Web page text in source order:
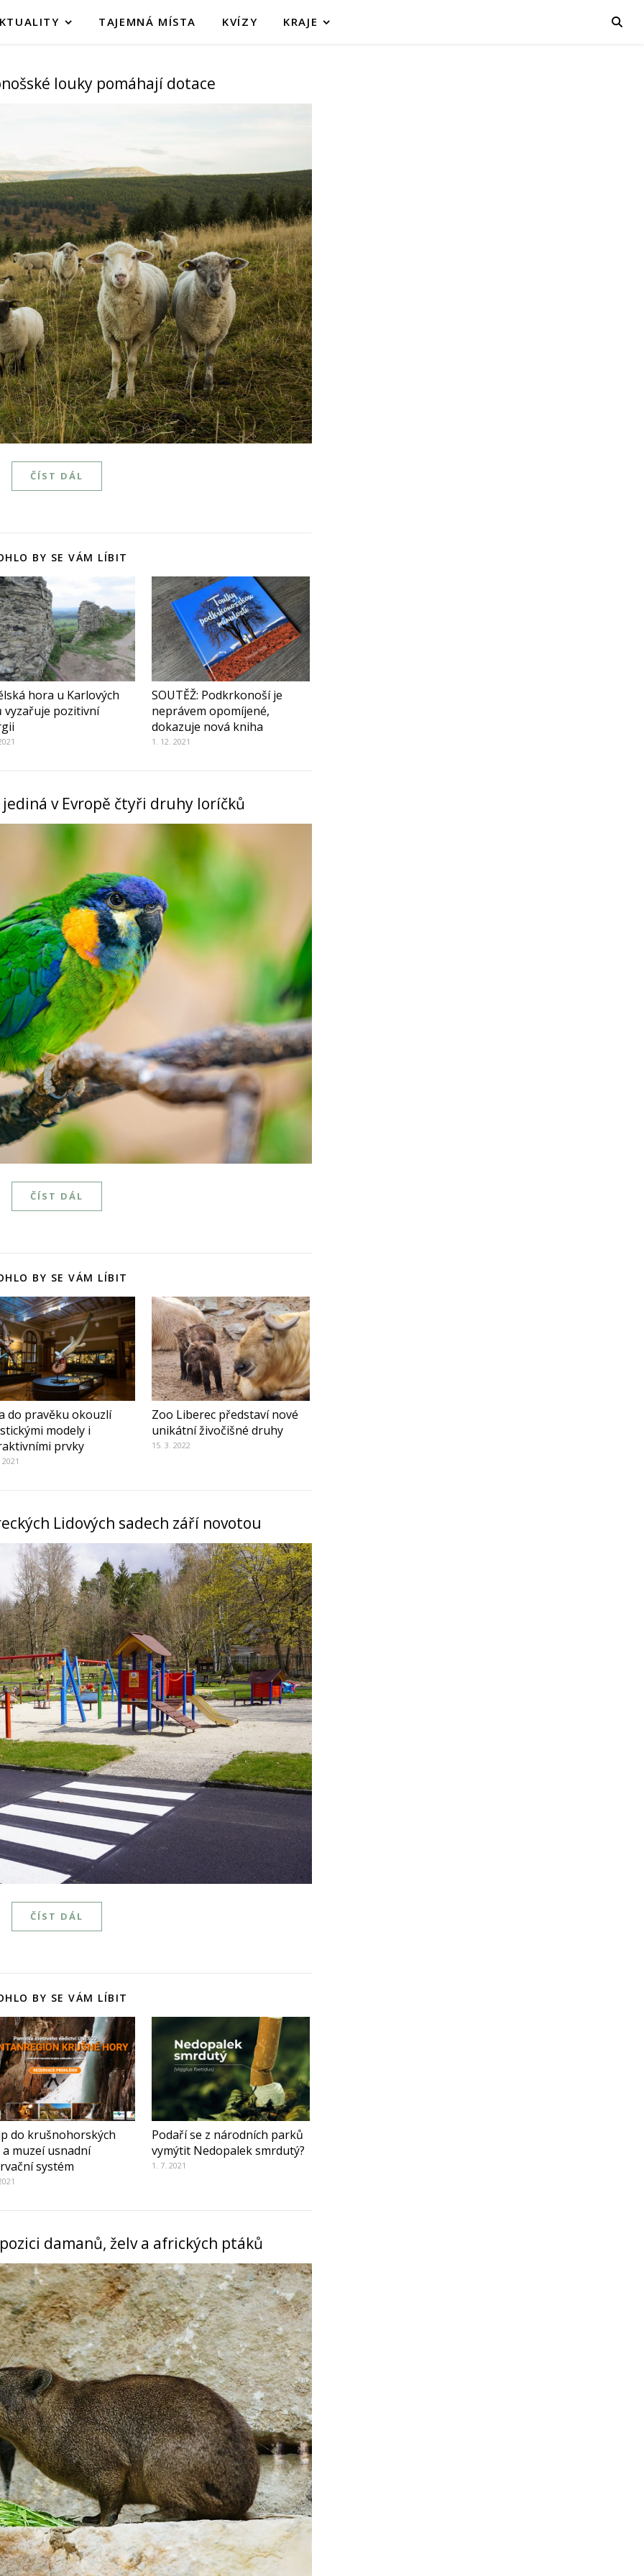
TAJEMNÁ MÍSTA KVÍZY KRAJE
louky pomáhají dotace
ČÍST DÁL
BY SE VÁM LÍBIT
hora u Karlových
vyzařuje pozitivní
SOUTĚŽ: Podkrkonoší je
neprávem opomíjené,
dokazuje nová kniha
1. 12. 2021
v Evropě čtyři druhy loríčků
ČÍST DÁL
BY SE VÁM LÍBIT
do pravěku okouzlí
modely i
prvky
Zoo Liberec představí nové
unikátní živočišné druhy
15. 3. 2022
Lidových sadech září novotou
ČÍST DÁL
BY SE VÁM LÍBIT
do krušnohorských
muzeí usnadní
systém
Podaří se z národních parků
vymýtit Nedopalek smrdutý?
1. 7. 2021
damanů, želv a afrických ptáků